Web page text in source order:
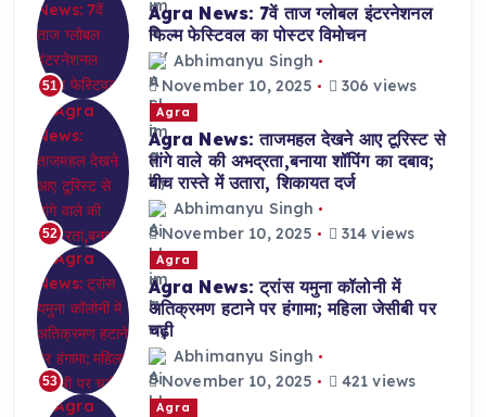
51
Agra News: 7वें ताज ग्लोबल इंटरनेशनल
फिल्म फेस्टिवल का पोस्टर विमोचन
Abhimanyu Singh
November 10, 2025
306 views
52
Agra
Agra News: ताजमहल देखने आए टूरिस्ट से
तांगे वाले की अभद्रता,बनाया शॉपिंग का दबाव;
बीच रास्ते में उतारा, शिकायत दर्ज
Abhimanyu Singh
November 10, 2025
314 views
53
Agra
Agra News: ट्रांस यमुना कॉलोनी में
अतिक्रमण हटाने पर हंगामा; महिला जेसीबी पर
चढ़ी
Abhimanyu Singh
November 10, 2025
421 views
Agra